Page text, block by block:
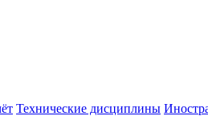
Технические дисциплины